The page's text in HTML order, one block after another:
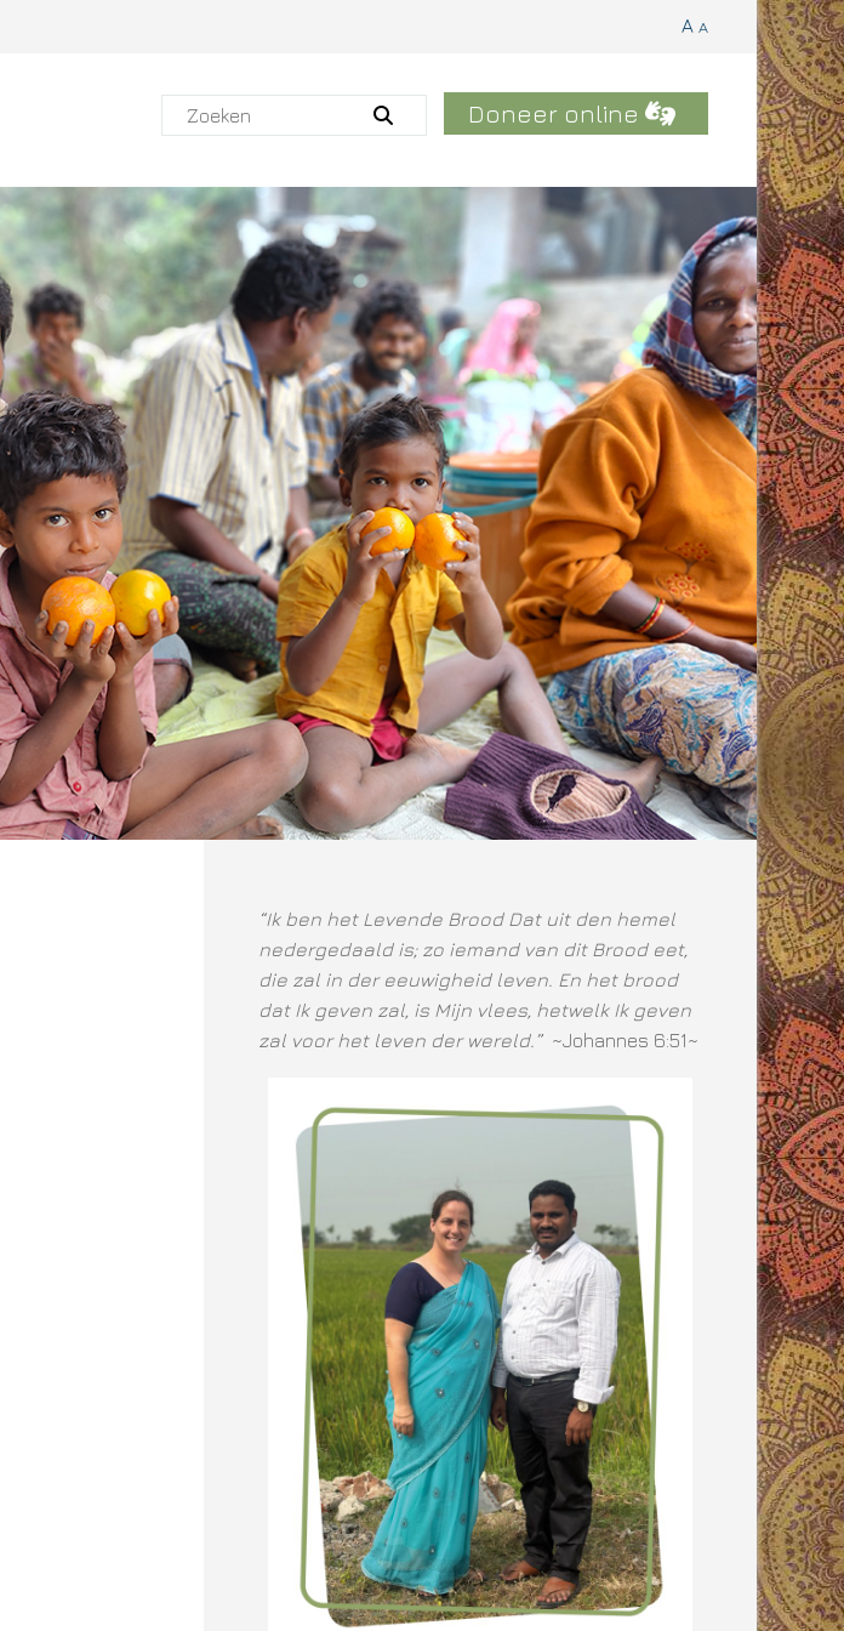
A A
Doneer online
“Ik ben het Levende Brood Dat uit den hemel
nedergedaald is; zo iemand van dit Brood eet,
die zal in der eeuwigheid leven. En het brood
dat Ik geven zal, is Mijn vlees, hetwelk Ik geven
zal voor het leven der wereld.” ~Johannes 6:51~